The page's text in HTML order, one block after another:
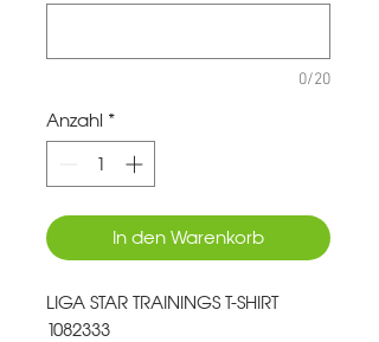
0/20
Anzahl *
In den Warenkorb
LIGA STAR TRAININGS T-SHIRT
1082333